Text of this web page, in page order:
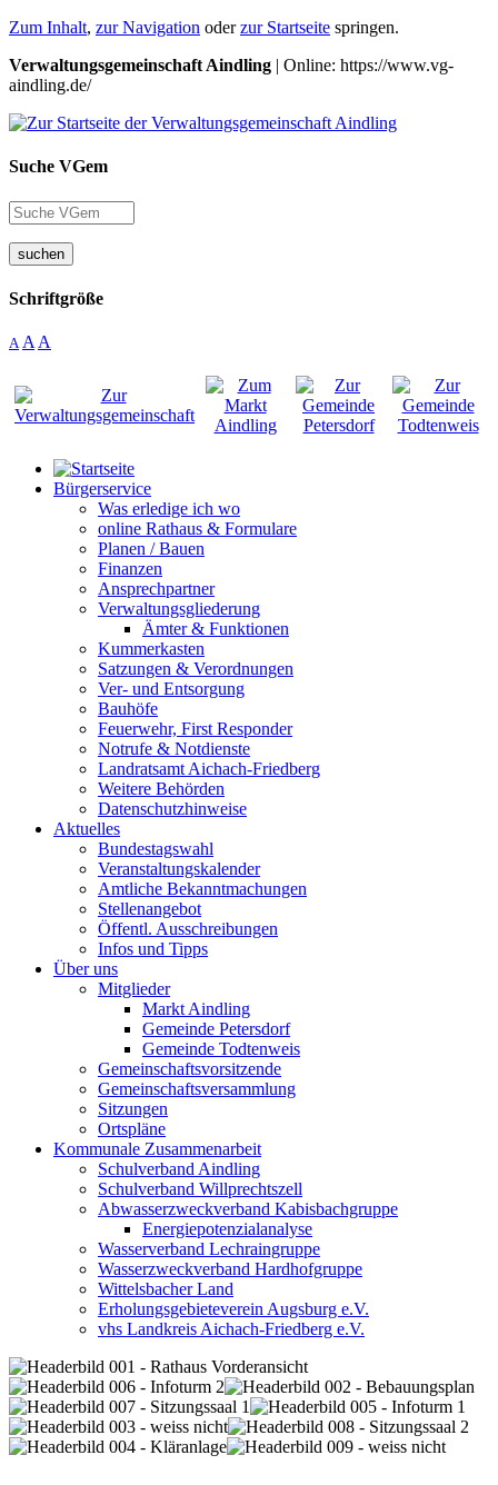
Zum Inhalt, zur Navigation oderzur Startseite springen.
Verwaltungsgemeinschaft Aindling | Online: https://www.vg-
aindling.de/
Suche VGem
suchen
Schriftgröße
A A A
Bürgerservice
Was erledige ich wo
online Rathaus & Formulare
Planen / Bauen
Finanzen
Ansprechpartner
Verwaltungsgliederung
Ämter & Funktionen
Kummerkasten
Satzungen & Verordnungen
Ver- und Entsorgung
Bauhöfe
Feuerwehr, First Responder
Notrufe & Notdienste
Landratsamt Aichach-Friedberg
Weitere Behörden
Datenschutzhinweise
Aktuelles
Bundestagswahl
Veranstaltungskalender
Amtliche Bekanntmachungen
Stellenangebot
Öffentl. Ausschreibungen
Infos und Tipps
Über uns
Mitglieder
Markt Aindling
Gemeinde Petersdorf
Gemeinde Todtenweis
Gemeinschaftsvorsitzende
Gemeinschaftsversammlung
Sitzungen
Ortspläne
Kommunale Zusammenarbeit
Schulverband Aindling
Schulverband Willprechtszell
Abwasserzweckverband Kabisbachgruppe
Energiepotenzialanalyse
Wasserverband Lechraingruppe
Wasserzweckverband Hardhofgruppe
Wittelsbacher Land
Erholungsgebieteverein Augsburg e.V.
vhs Landkreis Aichach-Friedberg e.V.